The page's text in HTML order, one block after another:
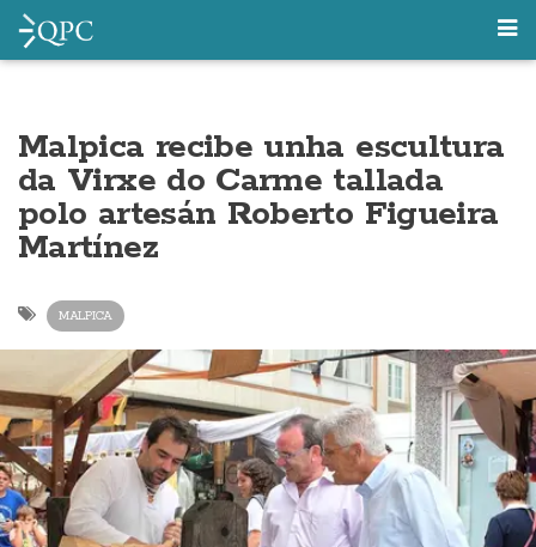
Malpica recibe unha escultura
da Virxe do Carme tallada
polo artesán Roberto Figueira
Martínez
MALPICA